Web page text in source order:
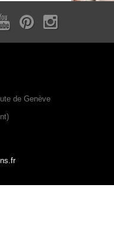
de Genève